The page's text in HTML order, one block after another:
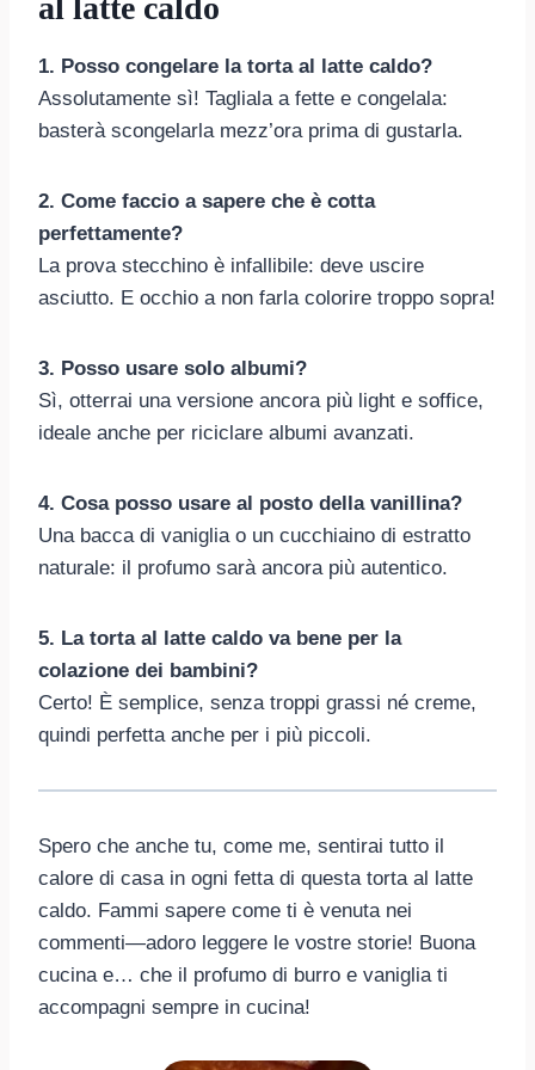
1. Posso congelare la torta al latte caldo?
Assolutamente sì! Tagliala a fette e congelala:
basterà scongelarla mezz’ora prima di gustarla.
2. Come faccio a sapere che è cotta
perfettamente?
La prova stecchino è infallibile: deve uscire
asciutto. E occhio a non farla colorire troppo sopra!
3. Posso usare solo albumi?
Sì, otterrai una versione ancora più light e soffice,
ideale anche per riciclare albumi avanzati.
4. Cosa posso usare al posto della vanillina?
Una bacca di vaniglia o un cucchiaino di estratto
naturale: il profumo sarà ancora più autentico.
5. La torta al latte caldo va bene per la
colazione dei bambini?
Certo! È semplice, senza troppi grassi né creme,
quindi perfetta anche per i più piccoli.
Spero che anche tu, come me, sentirai tutto il
calore di casa in ogni fetta di questa torta al latte
caldo. Fammi sapere come ti è venuta nei
commenti—adoro leggere le vostre storie! Buona
cucina e… che il profumo di burro e vaniglia ti
accompagni sempre in cucina!